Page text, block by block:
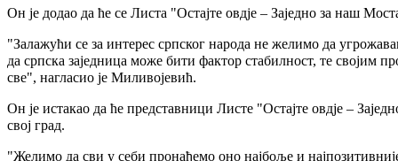
Он је додао да ће се Листа "Остајте овдје – Заједно за наш
"Залажући се за интерес српског народа не желимо да
да српска заједница може бити фактор стабилност, те својим
све", нагласио је Миливојевић.
Он је истакао да ће представници Листе "Остајте овдје –
свој град.
"Желимо да сви у себи пронађемо оно најбоље и